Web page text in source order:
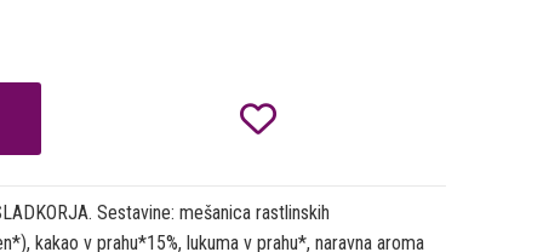

Sestavine: mešanica rastlinskih
kakao v prahu*15%, lukuma v prahu*, naravna aroma